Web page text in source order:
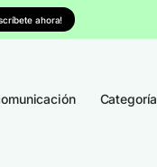
ahora!
Categoría